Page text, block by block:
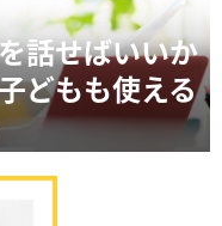
話せばいいか
どもも使える